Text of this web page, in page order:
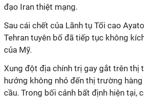
đạo Iran thiệt mạng.
Sau cái chết của Lãnh tụ Tối cao
Tehran tuyên bố đã tiếp tục không
của Mỹ.
Xung đột địa chính trị gay gắt trên thị
hưởng không nhỏ đến thị trường
cầu. Trong bối cảnh bất định hiện tại,